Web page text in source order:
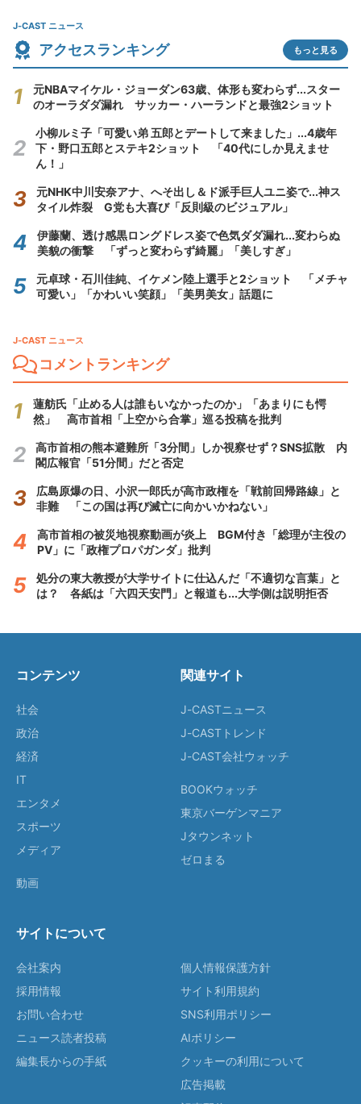
J-CAST ニュース
アクセスランキング もっと見る
元NBAマイケル・ジョーダン63歳、体形も変わらず...スター
のオーラダダ漏れ サッカー・ハーランドと最強2ショット
小柳ルミ子「可愛い弟 五郎とデートして来ました」...4歳年
下・野口五郎とステキ2ショット 「40代にしか見えませ
ん！」
元NHK中川安奈アナ、へそ出し＆ド派手巨人ユニ姿で...神ス
タイル炸裂 G党も大喜び「反則級のビジュアル」
伊藤蘭、透け感黒ロングドレス姿で色気ダダ漏れ...変わらぬ
美貌の衝撃 「ずっと変わらず綺麗」「美しすぎ」
元卓球・石川佳純、イケメン陸上選手と2ショット 「メチャ
可愛い」「かわいい笑顔」「美男美女」話題に
J-CAST ニュース
コメントランキング
蓮舫氏「止める人は誰もいなかったのか」「あまりにも愕
然」 高市首相「上空から合掌」巡る投稿を批判
高市首相の熊本避難所「3分間」しか視察せず？SNS拡散 内
閣広報官「51分間」だと否定
広島原爆の日、小沢一郎氏が高市政権を「戦前回帰路線」と
非難 「この国は再び滅亡に向かいかねない」
高市首相の被災地視察動画が炎上 BGM付き「総理が主役の
PV」に「政権プロパガンダ」批判
処分の東大教授が大学サイトに仕込んだ「不適切な言葉」と
は？ 各紙は「六四天安門」と報道も...大学側は説明拒否
コンテンツ
社会
政治
経済
IT
エンタメ
スポーツ
メディア
動画
関連サイト
J-CASTニュース
J-CASTトレンド
J-CAST会社ウォッチ
BOOKウォッチ
東京バーゲンマニア
Jタウンネット
ゼロまる
サイトについて
会社案内
採用情報
お問い合わせ
ニュース読者投稿
編集長からの手紙
個人情報保護方針
サイト利用規約
SNS利用ポリシー
AIポリシー
クッキーの利用について
広告掲載